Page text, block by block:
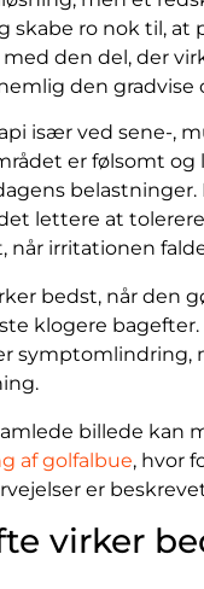
skabe ro nok til, at
den del, der
den gradvise
især ved sene-,
er følsomt og
belastninger.
lettere at
når irritationen
bedst, når den
klogere bagefter.
symptomlindring,
billede kan
af golfalbue, hvor
er
virker